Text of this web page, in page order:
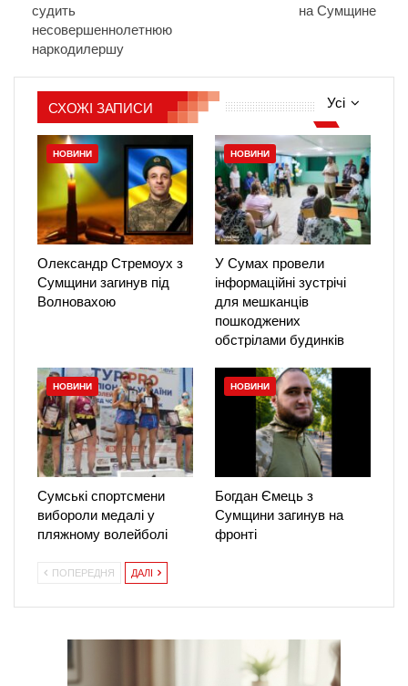
судить
несовершеннолетнюю
наркодилершу
на Сумщине
Усі
СХОЖІ ЗАПИСИ
НОВИНИ
Олександр Стремоух з
Сумщини загинув під
Волновахою
НОВИНИ
У Сумах провели
інформаційні зустрічі
для мешканців
пошкоджених
обстрілами будинків
НОВИНИ
Сумські спортсмени
вибороли медалі у
пляжному волейболі
НОВИНИ
Богдан Ємець з
Сумщини загинув на
фронті
ПОПЕРЕДНЯ ДАЛІ